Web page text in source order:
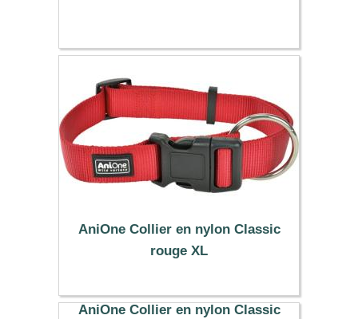
12.99 €
AniOne Collier en nylon Classic
rouge XL
10.99 €
AniOne Collier en nylon Classic